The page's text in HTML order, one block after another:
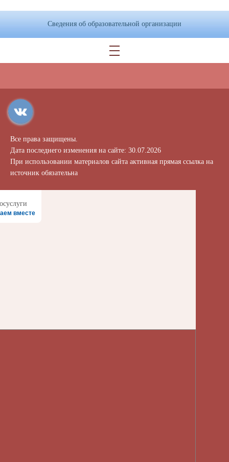
Сведения об образовательной организации
Все права защищены.
Дата последнего изменения на сайте: 30.07.2026
При использовании материалов сайта активная прямая ссылка на
источник обязательна
вместе